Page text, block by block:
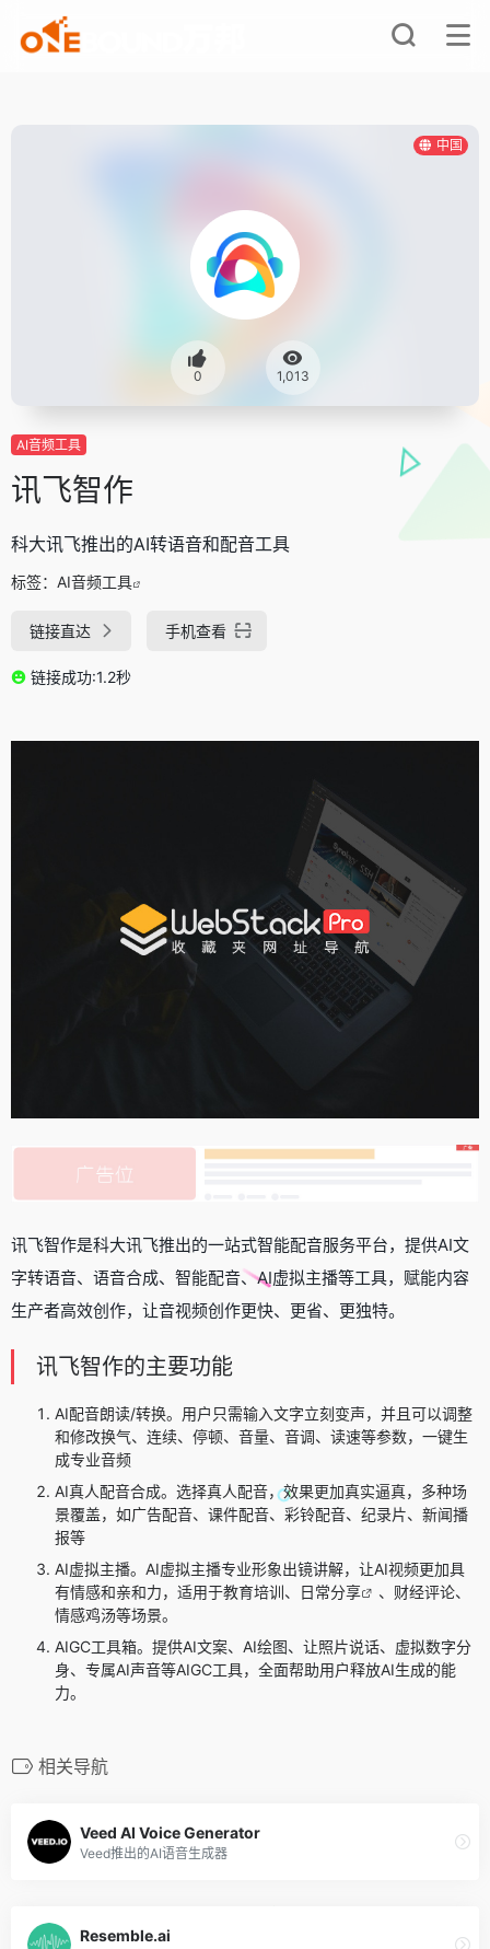
中国
0 1,013
AI音频工具
讯飞智作
科大讯飞推出的AI转语音和配音工具
标签： AI音频工具
链接直达 手机查看
链接成功:1.2秒
讯飞智作是科大讯飞推出的一站式智能配音服务平台，提供AI文
字转语音、语音合成、智能配音、AI虚拟主播等工具，赋能内容
生产者高效创作，让音视频创作更快、更省、更独特。
讯飞智作的主要功能
AI配音朗读/转换。用户只需输入文字立刻变声，并且可以调整
和修改换气、连续、停顿、音量、音调、读速等参数，一键生
成专业音频
AI真人配音合成。选择真人配音，效果更加真实逼真，多种场
景覆盖，如广告配音、课件配音、彩铃配音、纪录片、新闻播
报等
AI虚拟主播。AI虚拟主播专业形象出镜讲解，让AI视频更加具
有情感和亲和力，适用于教育培训、日常分享
、财经评论、
情感鸡汤等场景。
AIGC工具箱。提供AI文案、AI绘图、让照片说话、虚拟数字分
身、专属AI声音等AIGC工具，全面帮助用户释放AI生成的能
力。
相关导航
Veed AI Voice Generator
Veed推出的AI语音生成器
Resemble.ai